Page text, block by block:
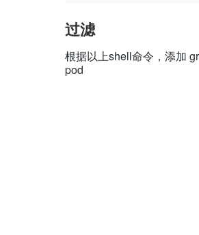
过滤
根据以上shell命令，添加
pod